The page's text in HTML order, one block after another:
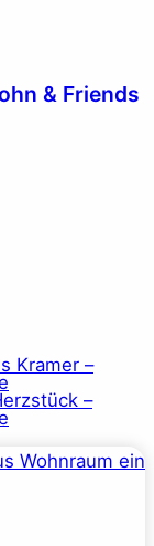
& Friends